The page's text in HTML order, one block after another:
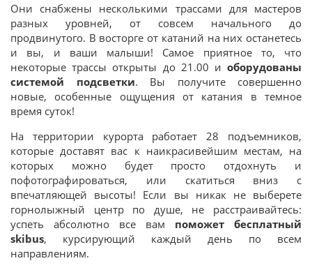
Они снабжены несколькими трассами для мастеров
разных уровней, от совсем начального до
продвинутого. В восторге от катаний на них останетесь
и вы, и ваши малыши! Самое приятное то, что
некоторые трассы открыты до 21.00 и оборудованы
системой подсветки. Вы получите совершенно
новые, особенные ощущения от катания в темное
время суток!
На территории курорта работает 28 подъемников,
которые доставят вас к наикрасивейшим местам, на
которых можно будет просто отдохнуть и
пофотографироваться, или скатиться вниз с
впечатляющей высоты! Если вы никак не выберете
горнолыжный центр по душе, не расстраивайтесь:
успеть абсолютно все вам поможет бесплатный
skibus, курсирующий каждый день по всем
направлениям.